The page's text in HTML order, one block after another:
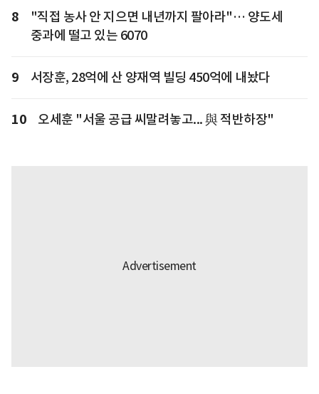
8
"직접 농사 안 지으면 내년까지 팔아라"… 양도세
중과에 떨고 있는 6070
9 서장훈, 28억에 산 양재역 빌딩 450억에 내놨다
10 오세훈 "서울 공급 씨말려놓고... 與 적반하장"